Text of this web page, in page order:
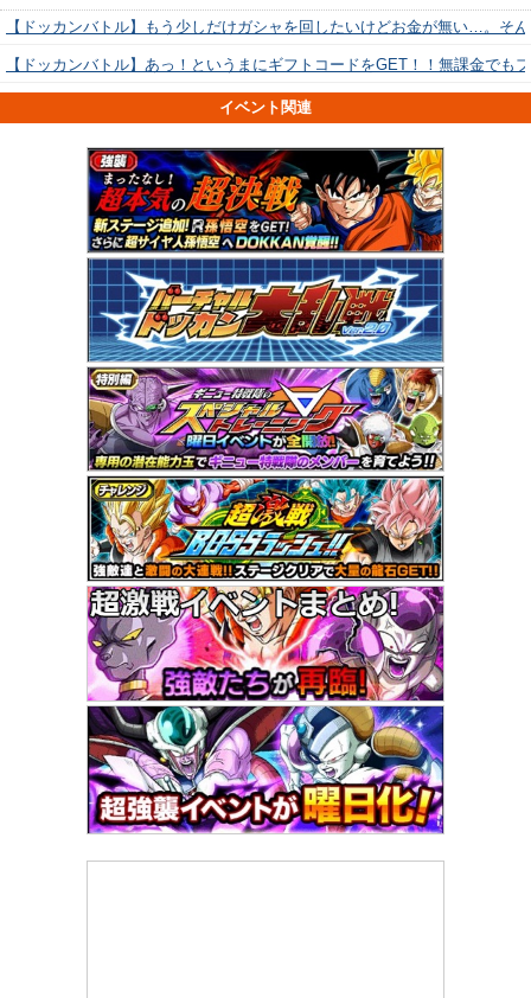
【ドッカンバトル】もう少しだけガシャを回したいけどお金が無い…。そ
【ドッカンバトル】あっ！というまにギフトコードをGET！！無課金でも
イベント関連